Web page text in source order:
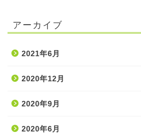
アーカイブ
2021年6月
2020年12月
2020年9月
2020年6月